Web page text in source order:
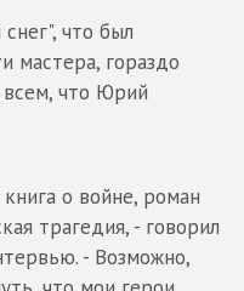
что был
мастера, гораздо
всем, что Юрий
о войне, роман
трагедия, - говорил
- Возможно,